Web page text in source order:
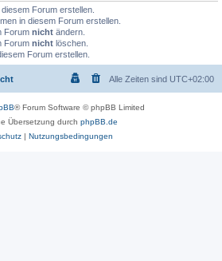
Forum erstellen.
in diesem Forum erstellen.
Forum nicht ändern.
Forum nicht löschen.
Forum erstellen.
Alle Zeiten sind UTC+02:00
® Forum Software © phpBB Limited
Übersetzung durch phpBB.de
| Nutzungsbedingungen